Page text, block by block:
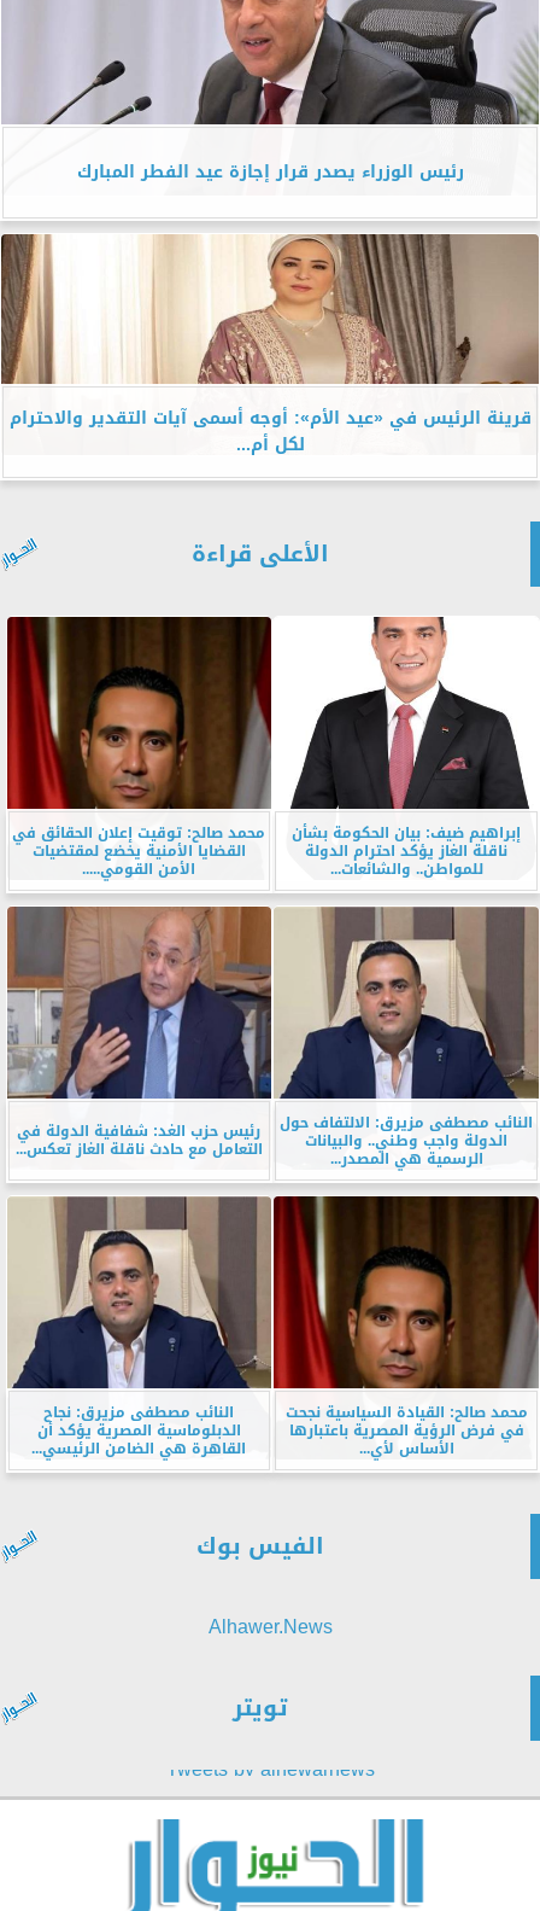
رئيس الوزراء يصدر قرار إجازة عيد الفطر المبارك
قرينة الرئيس في «عيد الأم»: أوجه أسمى آيات التقدير والاحترام
لكل أم...
الأعلى قراءة
إبراهيم ضيف: بيان الحكومة بشأن
ناقلة الغاز يؤكد احترام الدولة
للمواطن.. والشائعات...
محمد صالح: توقيت إعلان الحقائق في
القضايا الأمنية يخضع لمقتضيات
الأمن القومي.....
النائب مصطفى مزيرق: الالتفاف حول
الدولة واجب وطني.. والبيانات
الرسمية هي المصدر...
رئيس حزب الغد: شفافية الدولة في
التعامل مع حادث ناقلة الغاز تعكس...
محمد صالح: القيادة السياسية نجحت
في فرض الرؤية المصرية باعتبارها
الأساس لأي...
النائب مصطفى مزيرق: نجاح
الدبلوماسية المصرية يؤكد أن
القاهرة هي الضامن الرئيسي...
الفيس بوك
Alhawer.News
تويتر
Tweets by alhewarnews